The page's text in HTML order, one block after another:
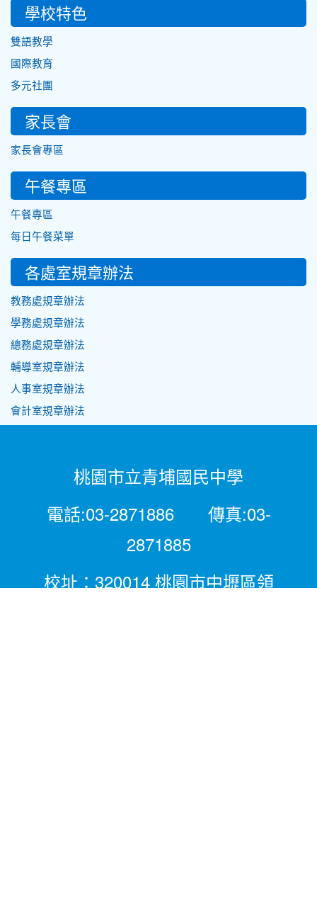
學校特色
雙語教學
國際教育
多元社團
家長會
家長會專區
午餐專區
午餐專區
每日午餐菜單
各處室規章辦法
教務處規章辦法
學務處規章辦法
總務處規章辦法
輔導室規章辦法
人事室規章辦法
會計室規章辦法
桃園市立青埔國民中學
電話:03-2871886 傳真:03-
2871885
校址：320014 桃園市中壢區領